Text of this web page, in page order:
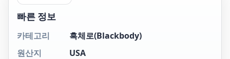
빠른 정보
카테고리
흑체로(Blackbody)
원산지
USA